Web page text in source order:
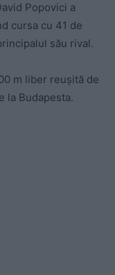
Popovici a
cursa cu 41 de
său rival.
m liber reușită de
la Budapesta.